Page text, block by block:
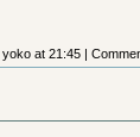
yoko at 21:45 |